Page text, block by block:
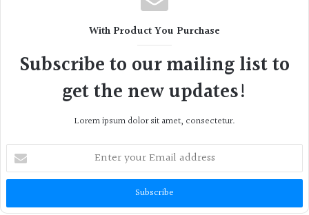
With Product You Purchase
Subscribe to our mailing list to
get the new updates!
Lorem ipsum dolor sit amet, consectetur.
Enter
your
Email